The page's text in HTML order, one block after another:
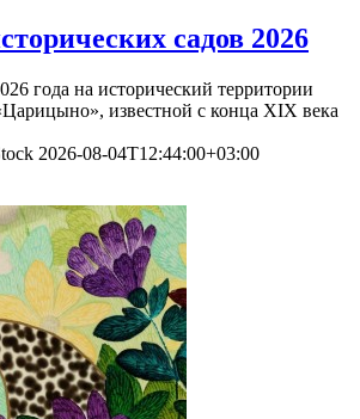
садов 2026
года на исторический территории
известной с конца XIX века
2026-08-04T12:44:00+03:00